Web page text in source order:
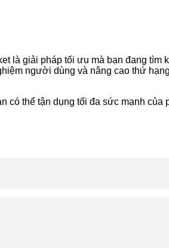
là giải pháp tối ưu mà bạn đang tìm
người dùng và nâng cao thứ
có thể tận dụng tối đa sức mạnh của